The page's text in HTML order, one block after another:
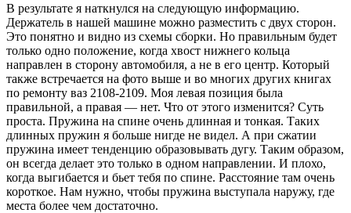
В результате я наткнулся на следующую информацию.
Держатель в нашей машине можно разместить с двух сторон.
Это понятно и видно из схемы сборки. Но правильным будет
только одно положение, когда хвост нижнего кольца
направлен в сторону автомобиля, а не в его центр. Который
также встречается на фото выше и во многих других книгах
по ремонту ваз 2108-2109. Моя левая позиция была
правильной, а правая — нет. Что от этого изменится? Суть
проста. Пружина на спине очень длинная и тонкая. Таких
длинных пружин я больше нигде не видел. А при сжатии
пружина имеет тенденцию образовывать дугу. Таким образом,
он всегда делает это только в одном направлении. И плохо,
когда выгибается и бьет тебя по спине. Расстояние там очень
короткое. Нам нужно, чтобы пружина выступала наружу, где
места более чем достаточно.